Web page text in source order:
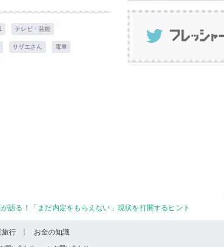
テレビ・芸能
サザエさん 電車
語る！「まだ内定をもらえない」現状を打開するヒント
旅行 お金の知識